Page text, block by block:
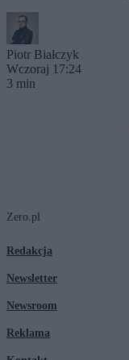
Piotr Białczyk
Wczoraj 17:24
3 min
Zero.pl
Redakcja
Newsletter
Newsroom
Reklama